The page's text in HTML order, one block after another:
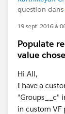
question dans
19 sept. 2016 à
Populate
value
Hi All,
I have a
"Groups__c"
in custom VF